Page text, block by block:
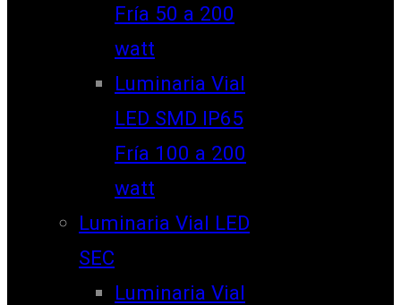
Fría 50 a 200
watt
Luminaria Vial
LED SMD IP65
Fría 100 a 200
watt
Luminaria Vial LED
SEC
Luminaria Vial